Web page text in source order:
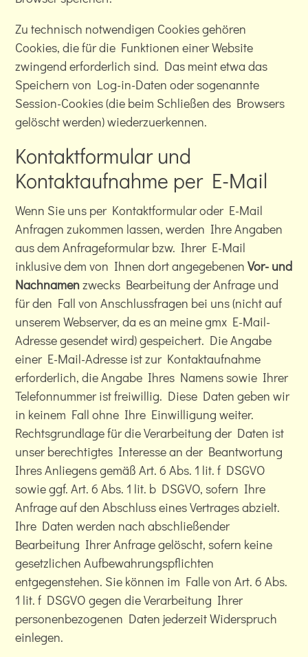
Zu technisch notwendigen Cookies gehören
Cookies, die für die Funktionen einer Website
zwingend erforderlich sind. Das meint etwa das
Speichern von Log-in-Daten oder sogenannte
Session-Cookies (die beim Schließen des Browsers
gelöscht werden) wiederzuerkennen.
Kontaktformular und
Kontaktaufnahme per E-Mail
Wenn Sie uns per Kontaktformular oder E-Mail
Anfragen zukommen lassen, werden Ihre Angaben
aus dem Anfrageformular bzw. Ihrer E-Mail
inklusive dem von Ihnen dort angegebenenVor- und
Nachnamenzwecks Bearbeitung der Anfrage und
für den Fall von Anschlussfragen bei uns (nicht auf
unserem Webserver, da es an meine gmx E-Mail-
Adresse gesendet wird) gespeichert. Die Angabe
einer E-Mail-Adresse ist zur Kontaktaufnahme
erforderlich, die Angabe Ihres Namens sowie Ihrer
Telefonnummer ist freiwillig. Diese Daten geben wir
in keinem Fall ohne Ihre Einwilligung weiter.
Rechtsgrundlage für die Verarbeitung der Daten ist
unser berechtigtes Interesse an der Beantwortung
Ihres Anliegens gemäß Art. 6 Abs. 1 lit. f DSGVO
sowie ggf. Art. 6 Abs. 1 lit. b DSGVO, sofern Ihre
Anfrage auf den Abschluss eines Vertrages abzielt.
Ihre Daten werden nach abschließender
Bearbeitung Ihrer Anfrage gelöscht, sofern keine
gesetzlichen Aufbewahrungspflichten
entgegenstehen. Sie können im Falle von Art. 6 Abs.
1 lit. f DSGVO gegen die Verarbeitung Ihrer
personenbezogenen Daten jederzeit Widerspruch
einlegen.